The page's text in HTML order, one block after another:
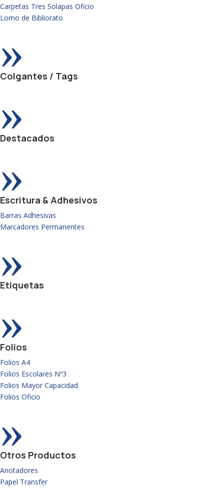
Carpetas Tres Solapas Oficio
Lomo de Bibliorato
»
Colgantes / Tags
»
Destacados
»
Escritura & Adhesivos
Barras Adhesivas
Marcadores Permanentes
»
Etiquetas
»
Folios
Folios A4
Folios Escolares Nº3
Folios Mayor Capacidad
Folios Oficio
»
Otros Productos
Anotadores
Papel Transfer